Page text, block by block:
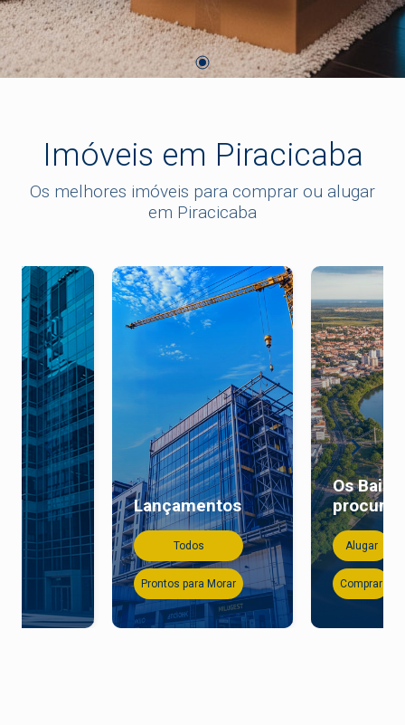
Imóveis em Piracicaba
Os melhores imóveis para comprar ou alugar
em Piracicaba
Lançamentos
Todos
Prontos para Morar
Os
Alugar
Comprar